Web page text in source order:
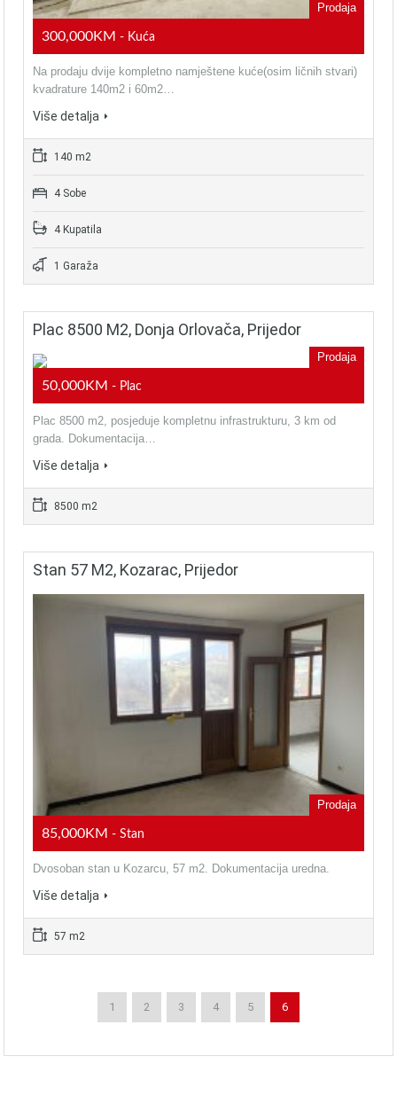
Prodaja
300,000KM - Kuća
Na prodaju dvije kompletno namještene kuće(osim ličnih stvari)
kvadrature 140m2 i 60m2…
Više detalja
140 m2
4 Sobe
4 Kupatila
1 Garaža
Plac 8500 M2, Donja Orlovača, Prijedor
Prodaja
50,000KM - Plac
Plac 8500 m2, posjeduje kompletnu infrastrukturu, 3 km od
grada. Dokumentacija…
Više detalja
8500 m2
Stan 57 M2, Kozarac, Prijedor
Prodaja
85,000KM - Stan
Dvosoban stan u Kozarcu, 57 m2. Dokumentacija uredna.
Više detalja
57 m2
1 2 3 4 5 6